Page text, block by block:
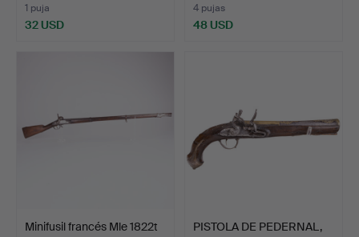
1 puja
32 USD
4 pujas
48 USD
Minifusil francés Mle 1822t
PISTOLA DE PEDERNAL,